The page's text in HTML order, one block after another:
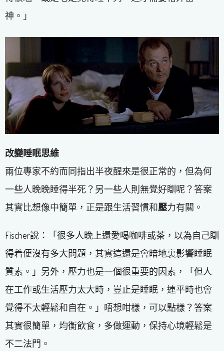
神。」
改變睡眠思維
兩位專家不約而同指出半夜醒來是很正常的，但為何
一些人晚晚睡得半死？另一些人則無覺好瞓呢？答案
其實比想像中簡單，正是跟生活習慣和壓力有關。
Fischer說：「很多人晚上還愛喝咖啡或茶，以為自己瞓
得着便沒有多大問題，其實這還是會暗地裏影響睡眠
質素。」另外，壓力也是一個很重要的因素，「但人
在工作或生活壓力太大時，豈止是睡眠，連平時也會
覺得不太輕鬆和自在。」唔想咁樣，可以點樣？答案
其實很簡單，均衡飲食，多做運動，保持心境輕鬆是
不二法門。